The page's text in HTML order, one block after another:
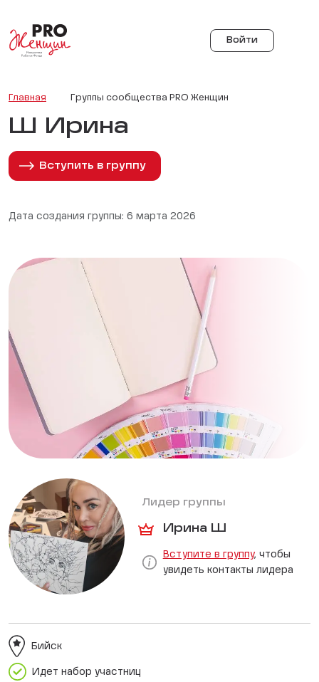
Войти
Главная Группы сообщества PRO Женщин
Ш Ирина
Вступить в группу
Дата создания группы: 6 марта 2026
Лидер группы
Ирина Ш
Вступите в группу, чтобы
увидеть контакты лидера
Идет набор участниц
Бийск